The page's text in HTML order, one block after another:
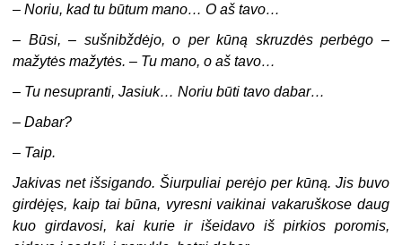
–Noriu, kad tu būtum mano… O aš tavo…
– Būsi, – sušnibždėjo, o per kūną skruzdės perbėgo –
mažytės mažytės. – Tu mano, o aš tavo…
– Tu nesupranti, Jasiuk… Noriu būti tavo dabar…
–Dabar?
– Taip.
Jakivas net išsigando. Šiurpuliai perėjo per kūną. Jis buvo
girdėjęs, kaip tai būna, vyresni vaikinai vakaruškose daug
kuo girdavosi, kai kurie ir išeidavo iš pirkios poromis,